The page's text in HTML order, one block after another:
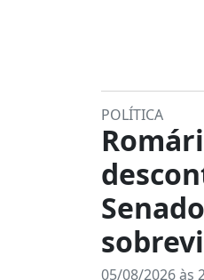
POLÍTICA
05/08/2026 às